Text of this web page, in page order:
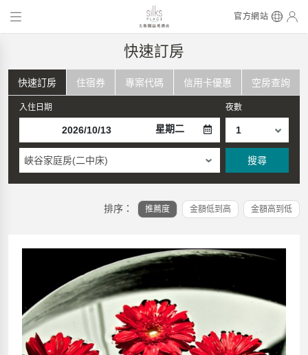
官方網站
快速訂房
快速訂房 住宿券 專案代碼 信用卡優惠 空房查詢
入住日期
星期二
夜數
峽谷家庭房(二中床) 搜尋
排序： 推薦度 金額低到高 金額高到低